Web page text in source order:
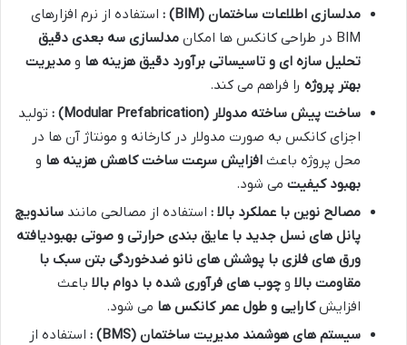
مدلسازی اطلاعات ساختمان (BIM)
: استفاده از نرم افزارهای
BIM در طراحی کانکس ها امکان
مدلسازی سه بعدی دقیق
تحلیل سازه ای و تاسیساتی برآورد دقیق هزینه ها و مدیریت
بهتر پروژه را فراهم می کند.
ساخت پیش ساخته مدولار (Modular Prefabrication)
: تولید
اجزای کانکس به صورت مدولار در کارخانه و مونتاژ آن ها در
محل پروژه باعث افزایش سرعت ساخت کاهش هزینه ها و
بهبود کیفیت می شود.
مصالح نوین با عملکرد بالا : استفاده از مصالحی مانند ساندویچ
پانل های نسل جدید با عایق بندی حرارتی و صوتی بهبودیافته
ورق های فلزی با پوشش های نانو ضدخوردگی بتن سبک با
مقاومت بالا و چوب های فرآوری شده با دوام بالا باعث
افزایشکارایی و طول عمر کانکس ها می شود.
سیستم های هوشمند مدیریت ساختمان (BMS)
: استفاده از